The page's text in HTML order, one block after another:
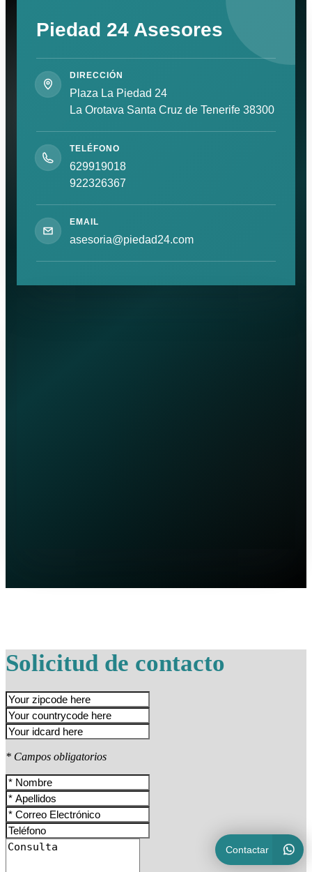
Piedad 24 Asesores
Plaza La Piedad 24
La Orotava Santa Cruz de Tenerife 38300
629919018
922326367
asesoria@piedad24.com
Solicitud de contacto
* Campos obligatorios
Contactar